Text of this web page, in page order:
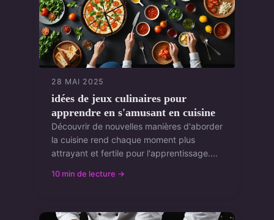
28 MAI 2025
idées de jeux culinaires pour
apprendre en s'amusant en cuisine
Découvrir de nouvelles manières d'aborder
la cuisine rend chaque moment plus
attrayant et fertile pour l'apprentissage....
10 min de lecture →